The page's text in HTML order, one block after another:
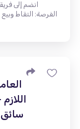
انضم إلى
الفرصة: التقاط
سائق